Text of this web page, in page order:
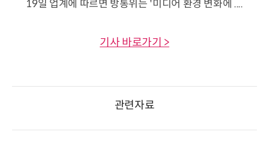
19일 업계에 따르면 방통위는 '미디어 환경 변화에 ....
기사 바로가기 >
관련자료